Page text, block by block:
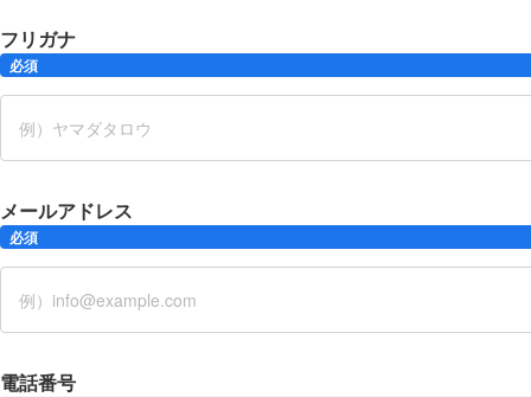
フリガナ
必須
メールアドレス
必須
電話番号